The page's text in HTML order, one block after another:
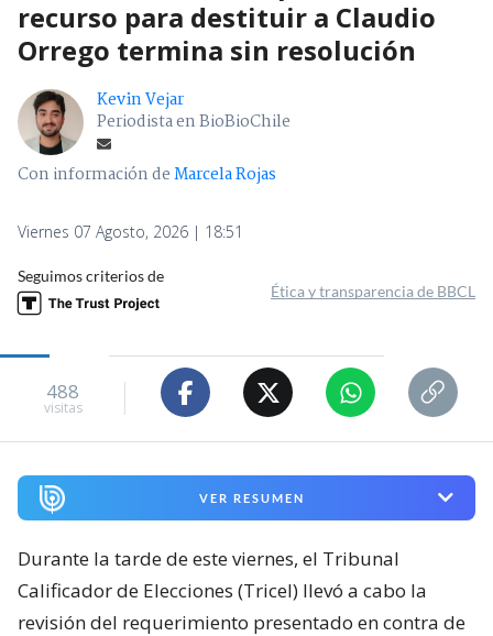
recurso para destituir a Claudio
Orrego termina sin resolución
Kevin Vejar
Periodista en BioBioChile
Con información deMarcela Rojas
Viernes 07 Agosto, 2026 | 18:51
Seguimos criterios de
Ética y transparencia de BBCL
488
visitas
VER RESUMEN
Durante la tarde de este viernes, el Tribunal
Calificador de Elecciones (Tricel) llevó a cabo la
revisión del requerimiento presentado en contra de